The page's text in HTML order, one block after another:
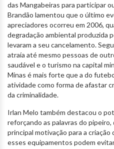
das Mangabeiras para participar
Brandão lamentou que o último
apreciadores ocorreu em 2006,
degradação ambiental produzida
levaram a seu cancelamento.
atraía até mesmo pessoas de
saudável e o turismo na capital
Minas é mais forte que a do
atividade como forma de afastar
da criminalidade.
Irlan Melo também destacou o
reforçando as palavras do
principal motivação para a
esses equipamentos podem